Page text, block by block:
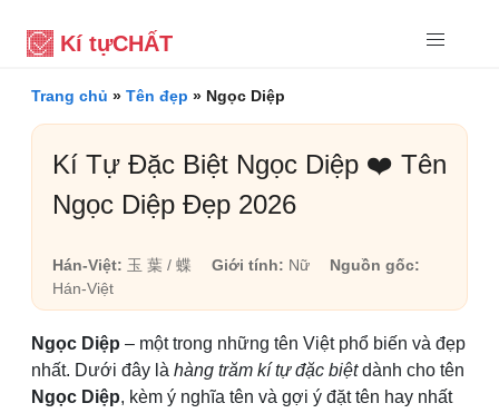
Kí tựCHẤT
Trang chủ » Tên đẹp » Ngọc Diệp
Kí Tự Đặc Biệt Ngọc Diệp ❤️ Tên
Ngọc Diệp Đẹp 2026
Hán-Việt: 玉 葉 / 蝶 Giới tính: Nữ
Nguồn gốc:
Hán-Việt
Ngọc Diệp – một trong những tên Việt phổ biến và đẹp
nhất. Dưới đây là hàng trăm kí tự đặc biệtdành cho tên
Ngọc Diệp, kèm ý nghĩa tên và gợi ý đặt tên hay nhất